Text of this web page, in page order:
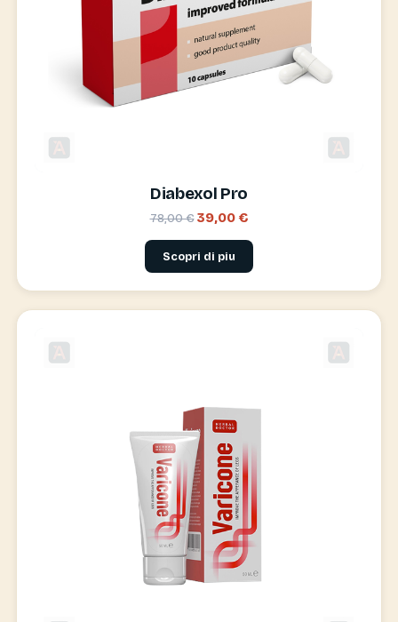
Diabexol Pro
78,00 €39,00 €
Scopri di piu